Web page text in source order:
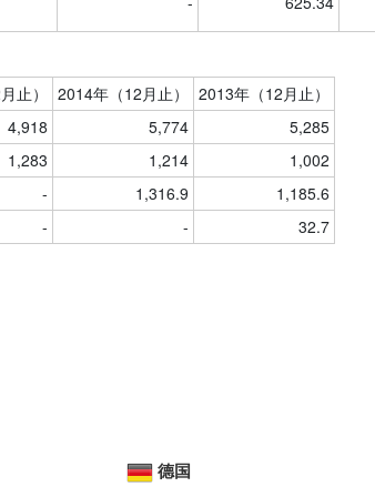
止） 2014年（12月止）
2013年（12月止）
4,918 5,774
5,285
1,283 1,214
1,002
- 1,316.9
1,185.6
- -
32.7
德国